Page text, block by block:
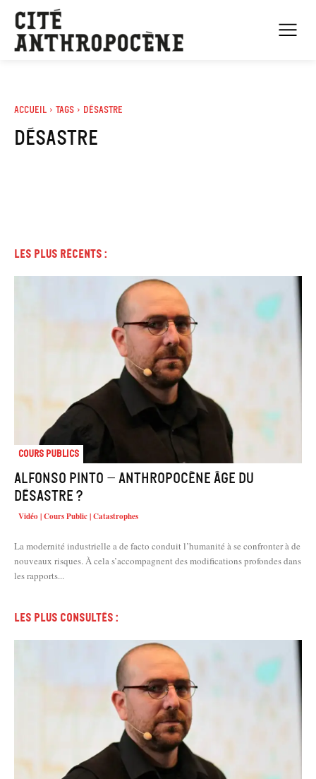
Accueil Tags Désastre
désastre
Les plus récents :
Cours Publics
Alfonso PINTO – Anthropocène âge du
désastre ?
Vidéo | Cours Public | Catastrophes
La modernité industrielle a de facto conduit l’humanité à se confronter à de
nouveaux risques. À cela s’accompagnent des modifications profondes dans
les rapports...
Les plus consultés :